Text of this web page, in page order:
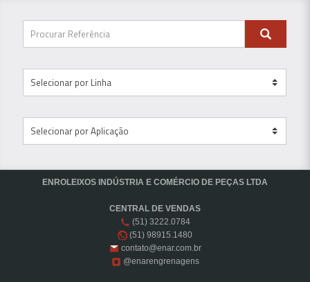
ENROLEIXOS INDÚSTRIA E COMÉRCIO DE PEÇAS LTDA
CENTRAL DE VENDAS
(51) 3222.0784
(51) 98915.1480
contato@enar.com.br
@enarengrenagens